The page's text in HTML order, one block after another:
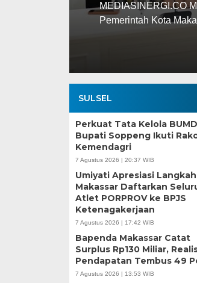
MEDIASINERGI.CO
komitmennya menjadi
SULSEL
Perkuat Tata Kelola
Bupati Soppeng Ikuti
Kemendagri
7 Agustus 2026 | 20:37 WIB
Umiyati Apresiasi Langkah
Makassar Daftarkan
Atlet PORPROV ke BPJS
Ketenagakerjaan
7 Agustus 2026 | 17:42 WIB
Bapenda Makassar Catat
Surplus Rp130 Miliar,
Pendapatan Tembus 49
7 Agustus 2026 | 13:53 WIB